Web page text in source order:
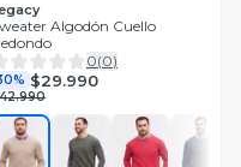
Algodón Cuello
0(0)
$29.990